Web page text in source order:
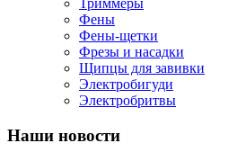
Триммеры
Фены
Фены-щетки
Фрезы и насадки
Щипцы для завивки
Электробигуди
Электробритвы
Наши новости